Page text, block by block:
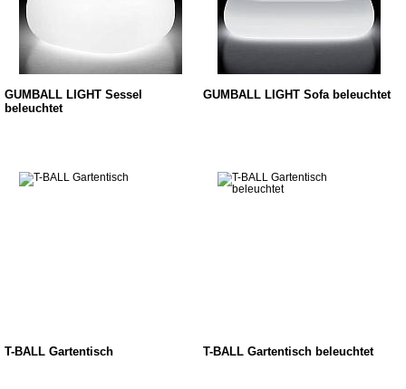
GUMBALL LIGHT Sessel
beleuchtet
GUMBALL LIGHT Sofa beleuchtet
T-BALL Gartentisch T-BALL Gartentisch beleuchtet